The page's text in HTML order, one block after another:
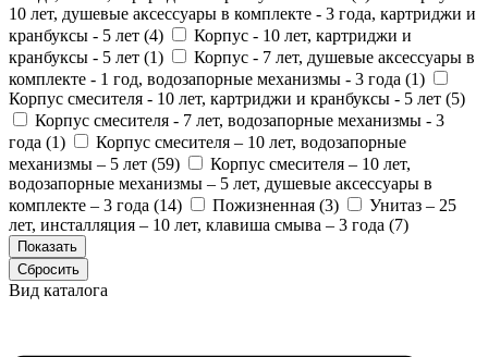
10 лет, душевые аксессуары в комплекте - 3 года, картриджи и
кранбуксы - 5 лет (4)
Корпус - 10 лет, картриджи и
кранбуксы - 5 лет (1)
Корпус - 7 лет, душевые аксессуары в
комплекте - 1 год, водозапорные механизмы - 3 года (1)
Корпус смесителя - 10 лет, картриджи и кранбуксы - 5 лет (5)
Корпус смесителя - 7 лет, водозапорные механизмы - 3
года (1)
Корпус смесителя – 10 лет, водозапорные
механизмы – 5 лет (59)
Корпус смесителя – 10 лет,
водозапорные механизмы – 5 лет, душевые аксессуары в
комплекте – 3 года (14) Пожизненная (3)
Унитаз – 25
лет, инсталляция – 10 лет, клавиша смыва – 3 года (7)
Вид каталога